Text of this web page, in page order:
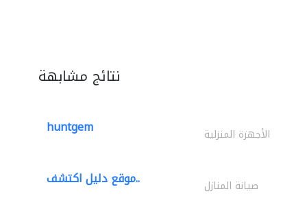
نتائج مشابهة
huntgem الأجهزة المنزلية
موقع دليل اكتشف.. صيانة المنازل